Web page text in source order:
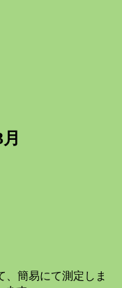
、簡易にて測定しま